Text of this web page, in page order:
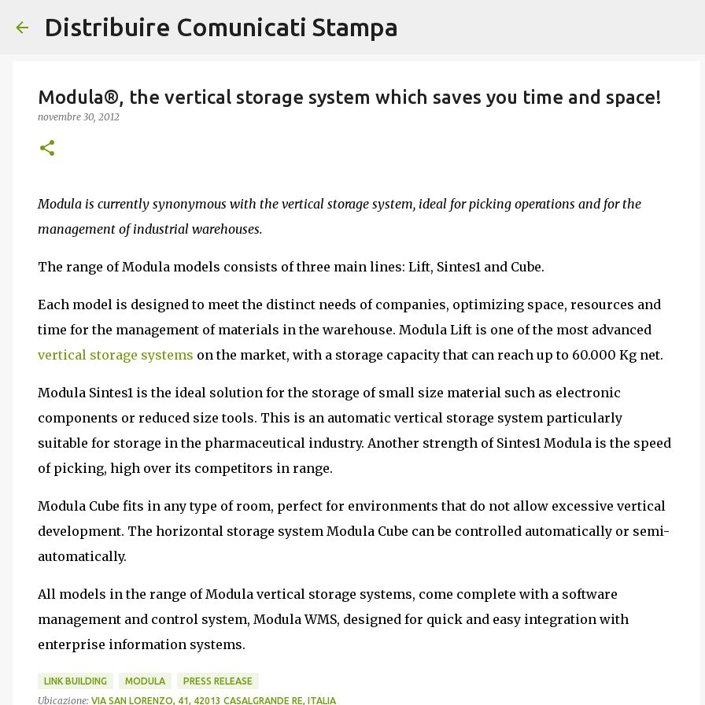
Distribuire Comunicati Stampa
Modula®, the vertical storage system which saves you time and space!
novembre 30, 2012
Modula is currently synonymous with the vertical storage system, ideal for picking operations and for the
management of industrial warehouses.
The range of Modula models consists of three main lines: Lift, Sintes1 and Cube.
Each model is designed to meet the distinct needs of companies, optimizing space, resources and
time for the management of materials in the warehouse. Modula Lift is one of the most advanced
vertical storage systems on the market, with a storage capacity that can reach up to 60.000 Kg net.
Modula Sintes1 is the ideal solution for the storage of small size material such as electronic
components or reduced size tools. This is an automatic vertical storage system particularly
suitable for storage in the pharmaceutical industry. Another strength of Sintes1 Modula is the speed
of picking, high over its competitors in range.
Modula Cube fits in any type of room, perfect for environments that do not allow excessive vertical
development. The horizontal storage system Modula Cube can be controlled automatically or semi-
automatically.
All models in the range of Modula vertical storage systems, come complete with a software
management and control system, Modula WMS, designed for quick and easy integration with
enterprise information systems.
LINK BUILDING MODULA PRESS RELEASE
Ubicazione: VIA SAN LORENZO, 41, 42013 CASALGRANDE RE, ITALIA